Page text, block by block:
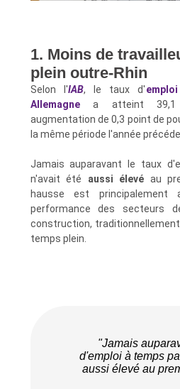
1. Moins de
plein outre-Rhin
Selon l'IAB, le taux d'
Allemagnea atteint 39,1
augmentation de 0,3 point de
la même période l'année
Jamais auparavant le taux
n'avait été aussi élevé au
hausse est
performance des secteurs
construction,
temps plein.
"Jamais
d'emploi à temps
aussi élevé au